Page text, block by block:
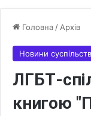
Головна / Архів
Новини
ЛГБТ-
книгою